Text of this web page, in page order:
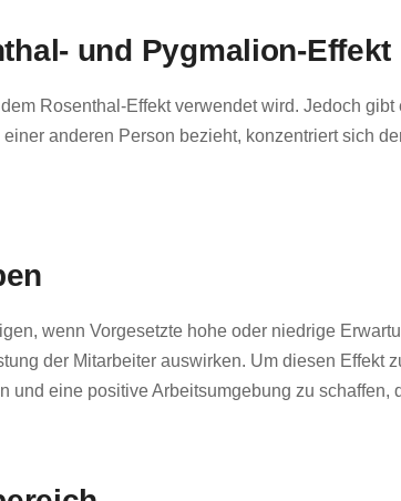
und Pygmalion-Effekt
Rosenthal-Effekt verwendet wird. Jedoch
anderen Person bezieht, konzentriert sich
wenn Vorgesetzte hohe oder niedrige
der Mitarbeiter auswirken. Um diesen
und eine positive Arbeitsumgebung zu